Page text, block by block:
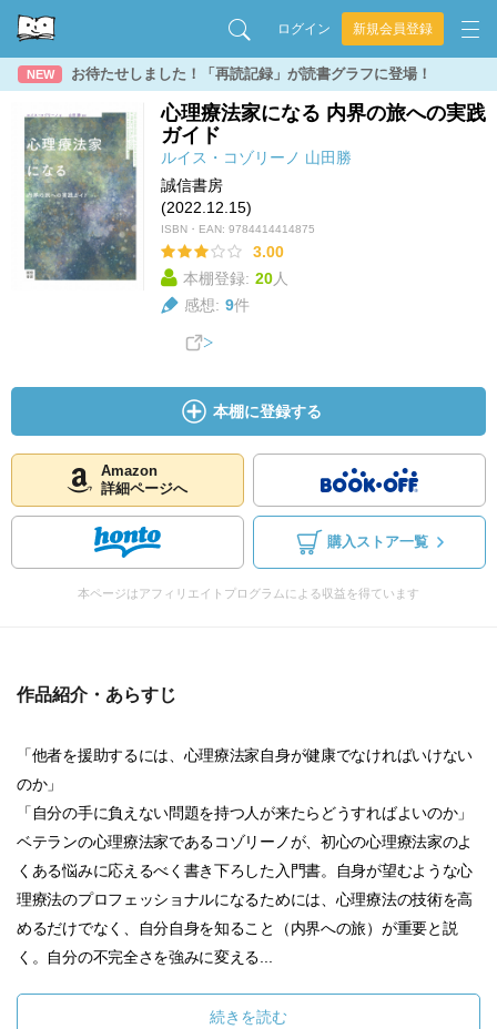
ログイン 新規会員登録
NEW お待たせしました！「再読記録」が読書グラフに登場！
心理療法家になる 内界の旅への実践
ガイド
ルイス・コゾリーノ 山田勝
誠信書房
(2022.12.15)
ISBN・EAN: 9784414414875
3.00
本棚登録: 20人
感想: 9件
本棚に登録する
Amazon
詳細ページへ
購入ストア一覧
本ページはアフィリエイトプログラムによる収益を得ています
作品紹介・あらすじ
「他者を援助するには、心理療法家自身が健康でなければいけない
のか」
「自分の手に負えない問題を持つ人が来たらどうすればよいのか」
ベテランの心理療法家であるコゾリーノが、初心の心理療法家のよ
くある悩みに応えるべく書き下ろした入門書。自身が望むような心
理療法のプロフェッショナルになるためには、心理療法の技術を高
めるだけでなく、自分自身を知ること（内界への旅）が重要と説
く。自分の不完全さを強みに変える...
続きを読む